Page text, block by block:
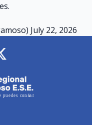
July 22, 2026